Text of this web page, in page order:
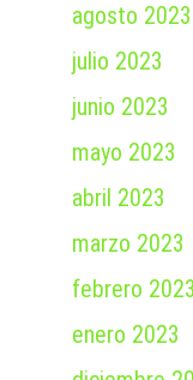
agosto 2023
julio 2023
junio 2023
mayo 2023
abril 2023
marzo 2023
febrero 2023
enero 2023